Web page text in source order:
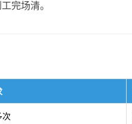
完场清。
次